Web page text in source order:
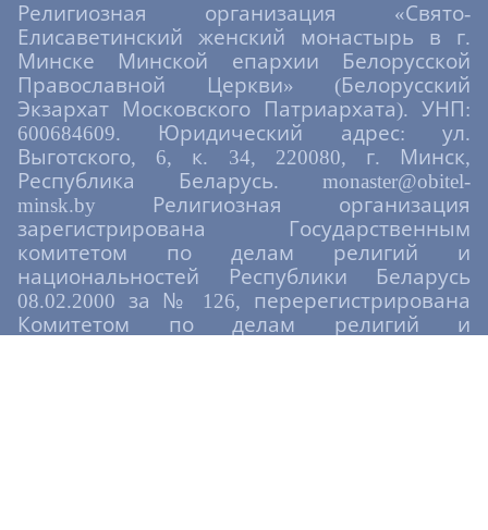
Религиозная организация «Свято-
Елисаветинский женский монастырь в г.
Минске Минской епархии Белорусской
Православной Церкви» (Белорусский
Экзархат Московского Патриархата). УНП:
600684609. Юридический адрес: ул.
Выготского, 6, к. 34, 220080, г. Минск,
Республика Беларусь. monaster@obitel-
minsk.by Религиозная организация
зарегистрирована Государственным
комитетом по делам религий и
национальностей Республики Беларусь
08.02.2000 за № 126, перерегистрирована
Комитетом по делам религий и